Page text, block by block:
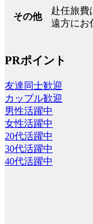
その他
赴任旅費
遠方にお
PRポイント
友達同士歓迎
カップル歓迎
男性活躍中
女性活躍中
20代活躍中
30代活躍中
40代活躍中